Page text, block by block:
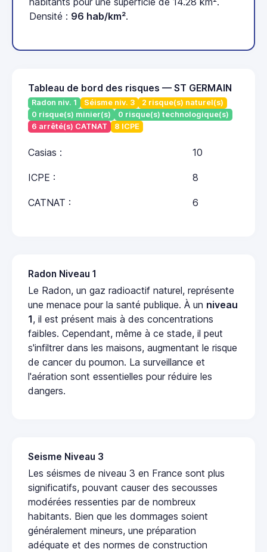
Densité : 96 hab/km².
Tableau de bord des risques — ST GERMAIN
Radon niv. 1 Séisme niv. 3
2 risque(s) naturel(s)
0 risque(s) minier(s)
0 risque(s) technologique(s)
6 arrêté(s) CATNAT
8 ICPE
Casias : 10
ICPE : 8
CATNAT : 6
Radon Niveau 1
Le Radon, un gaz radioactif naturel, représente
une menace pour la santé publique. À un niveau
1, il est présent mais à des concentrations
faibles. Cependant, même à ce stade, il peut
s'infiltrer dans les maisons, augmentant le risque
de cancer du poumon. La surveillance et
l'aération sont essentielles pour réduire les
dangers.
Seisme Niveau 3
Les séismes de niveau 3 en France sont plus
significatifs, pouvant causer des secousses
modérées ressenties par de nombreux
habitants. Bien que les dommages soient
généralement mineurs, une préparation
adéquate et des normes de construction